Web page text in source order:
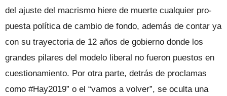
del ajuste del macrismo hiere de muerte cualquier pro­
puesta política de cambio de fondo, ade­más de contar ya
con su trayectoria de 12 años de gobierno donde los
grandes pilares del modelo liberal no fueron puestos en
cuestionamiento. Por otra parte, detrás de proclamas
como #Hay2019” o el “vamos a volver”, se oculta una